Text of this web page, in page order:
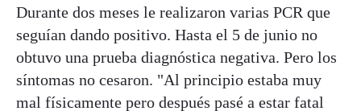
Durante dos meses le realizaron varias PCR que
seguían dando positivo. Hasta el 5 de junio no
obtuvo una prueba diagnóstica negativa. Pero los
síntomas no cesaron. "Al principio estaba muy
mal físicamente pero después pasé a estar fatal